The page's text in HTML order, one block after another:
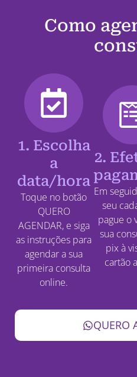
Como
1. Escolha
a
data/hora
Toque no botão
QUERO
AGENDAR, e siga
as instruções para
agendar a sua
primeira consulta
online.
2.
Em
seu
pague o
sua
pix à
cartão
QUERO